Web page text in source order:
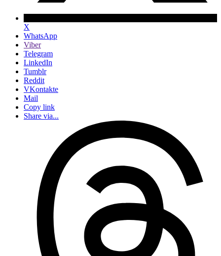
X
WhatsApp
Viber
Telegram
LinkedIn
Tumblr
Reddit
VKontakte
Mail
Copy link
Share via...